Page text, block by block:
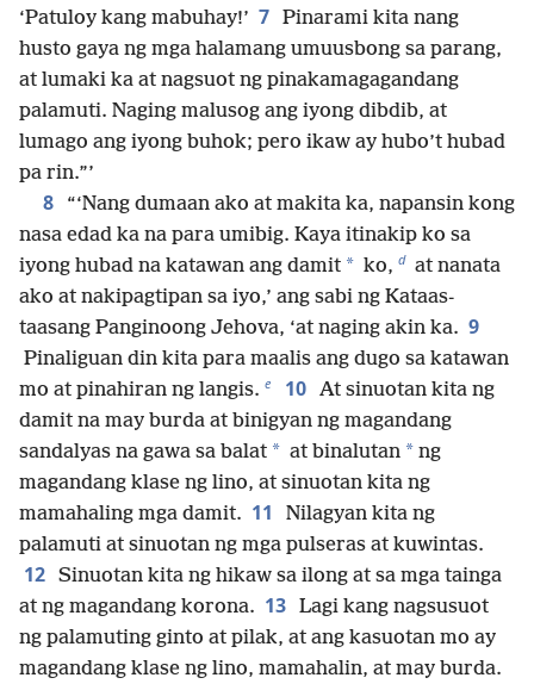
‘Patuloy kang mabuhay!’ 7 Pinarami kita nang
husto gaya ng mga halamang umuusbong sa parang,
at lumaki ka at nagsuot ng pinakamagagandang
palamuti. Naging malusog ang iyong dibdib, at
lumago ang iyong buhok; pero ikaw ay hubo’t hubad
pa rin.”’
8
“‘Nang dumaan ako at makita ka, napansin kong
nasa edad ka na para umibig. Kaya itinakip ko sa
iyong hubad na katawan ang damit * ko, d at nanata
ako at nakipagtipan sa iyo,’ ang sabi ng Kataas-
taasang Panginoong Jehova, ‘at naging akin ka. 9
Pinaliguan din kita para maalis ang dugo sa katawan
mo at pinahiran ng langis. e 10 At sinuotan kita ng
damit na may burda at binigyan ng magandang
sandalyas na gawa sa balat * at binalutan * ng
magandang klase ng lino, at sinuotan kita ng
mamahaling mga damit. 11
Nilagyan kita ng
palamuti at sinuotan ng mga pulseras at kuwintas.
12 Sinuotan kita ng hikaw sa ilong at sa mga tainga
at ng magandang korona. 13 Lagi kang nagsusuot
ng palamuting ginto at pilak, at ang kasuotan mo ay
magandang klase ng lino, mamahalin, at may burda.